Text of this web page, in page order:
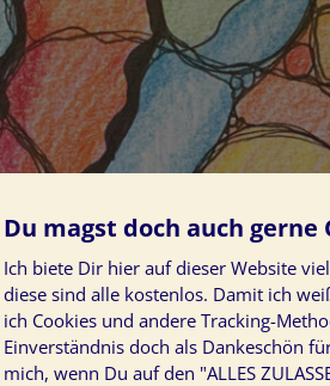
Du magst doch auch gerne
Ich biete Dir hier auf dieser Website
diese sind alle kostenlos. Damit ich
ich Cookies und andere Tracking-
Einverständnis doch als Dankeschön
mich, wenn Du auf den "ALLES